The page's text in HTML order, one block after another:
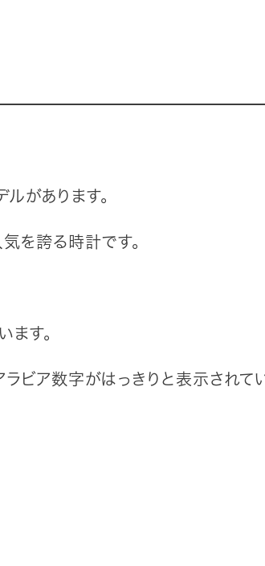
があります。
を誇る時計です。
ます。
ビア数字がはっきりと表示されて